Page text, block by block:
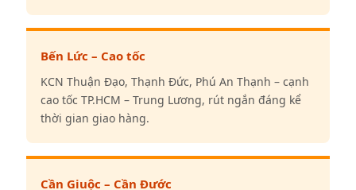
Bến Lức – Cao tốc
KCN Thuận Đạo, Thạnh Đức, Phú An Thạnh – cạnh
cao tốc TP.HCM – Trung Lương, rút ngắn đáng kể
thời gian giao hàng.
Cần Giuộc – Cần Đước